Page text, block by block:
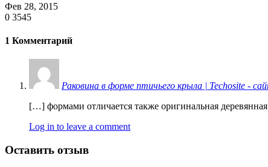
Фев 28, 2015
0 3545
1 Комментарий
Раковина в форме птичьего крыла | Techosite -
[…] формами отличается также оригинальная
Log in to leave a comment
Оставить отзыв